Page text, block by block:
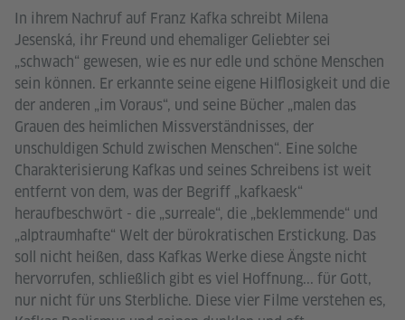
In ihrem Nachruf auf Franz Kafka schreibt Milena
Jesenská, ihr Freund und ehemaliger Geliebter sei
„schwach“ gewesen, wie es nur edle und schöne Menschen
sein können. Er erkannte seine eigene Hilflosigkeit und die
der anderen „im Voraus“, und seine Bücher „malen das
Grauen des heimlichen Missverständnisses, der
unschuldigen Schuld zwischen Menschen“. Eine solche
Charakterisierung Kafkas und seines Schreibens ist weit
entfernt von dem, was der Begriff „kafkaesk“
heraufbeschwört - die „surreale“, die „beklemmende“ und
„alptraumhafte“ Welt der bürokratischen Erstickung. Das
soll nicht heißen, dass Kafkas Werke diese Ängste nicht
hervorrufen, schließlich gibt es viel Hoffnung... für Gott,
nur nicht für uns Sterbliche. Diese vier Filme verstehen es,